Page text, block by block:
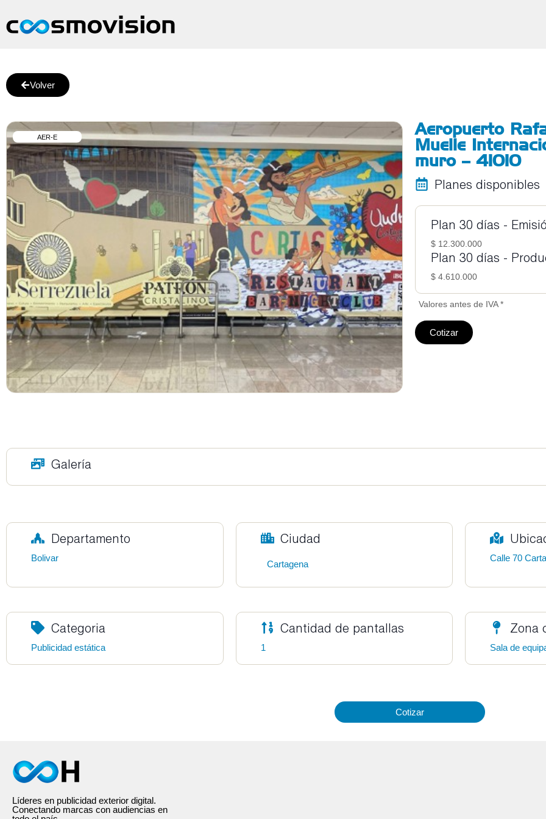
Volver
AER-E
Aeropuerto
Muelle
muro – 41010
Planes disponibles
Plan 30 días -
$ 12.300.000
Plan 30 días -
$ 4.610.000
Valores antes de IVA *
Cotizar
Galería
Departamento
Bolivar
Ciudad
Cartagena
Calle 70
Categoria
Publicidad estática
Cantidad de pantallas
1
Zona
Sala de
Cotizar
Líderes en publicidad exterior digital.
Conectando marcas con audiencias en